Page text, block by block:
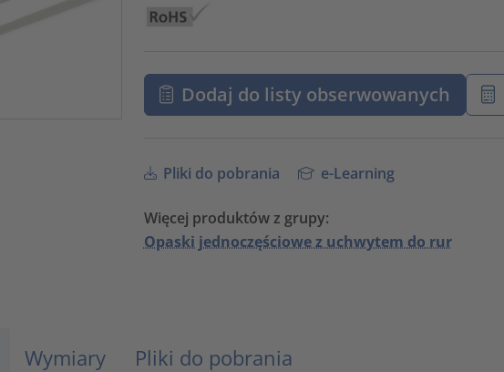
Dodaj do listy obserwowanych
Pliki do pobrania e-Learning
Więcej produktów z grupy:
Opaski jednoczęściowe z uchwytem do rur
Wymiary Pliki do pobrania